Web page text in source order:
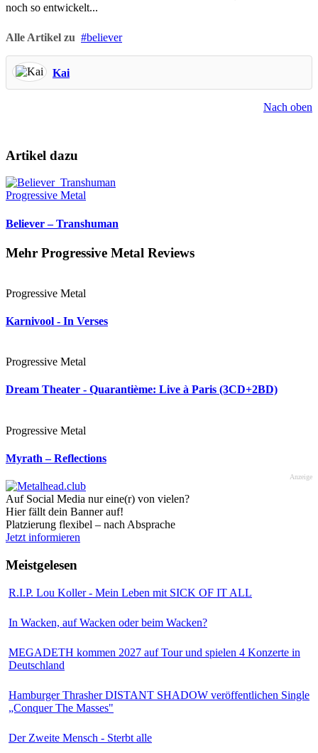
noch so entwickelt...
Alle Artikel zu believer
Kai
Nach oben
Artikel dazu
Progressive Metal
Believer – Transhuman
Mehr Progressive Metal Reviews
Progressive Metal
Karnivool - In Verses
Progressive Metal
Dream Theater - Quarantième: Live à Paris (3CD+2BD)
Progressive Metal
Myrath – Reflections
Anzeige
Auf Social Media nur eine(r) von vielen?
Hier fällt dein Banner auf!
Platzierung flexibel – nach Absprache
Jetzt informieren
Meistgelesen
R.I.P. Lou Koller - Mein Leben mit SICK OF IT ALL
In Wacken, auf Wacken oder beim Wacken?
MEGADETH kommen 2027 auf Tour und spielen 4 Konzerte in
Deutschland
Hamburger Thrasher DISTANT SHADOW veröffentlichen Single
„Conquer The Masses"
Der Zweite Mensch - Sterbt alle